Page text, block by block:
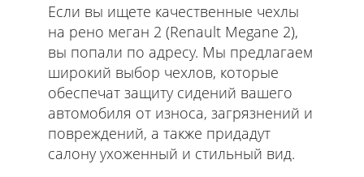
Если вы ищете качественные чехлы
на рено меган 2 (Renault Megane 2),
вы попали по адресу. Мы предлагаем
широкий выбор чехлов, которые
обеспечат защиту сидений вашего
автомобиля от износа, загрязнений и
повреждений, а также придадут
салону ухоженный и стильный вид.